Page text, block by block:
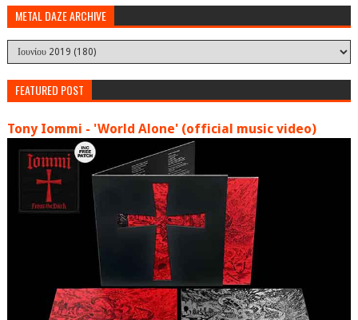
METAL DAZE ARCHIVE
FEATURED POST
Tony Iommi - 'World Alone' (official music video)